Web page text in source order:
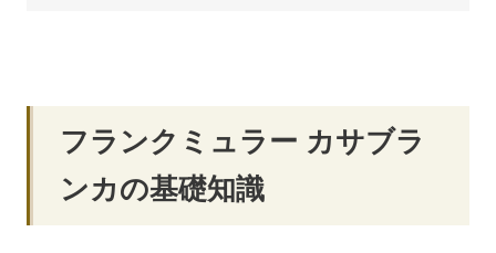
フランクミュラー カサブラ
ンカの基礎知識